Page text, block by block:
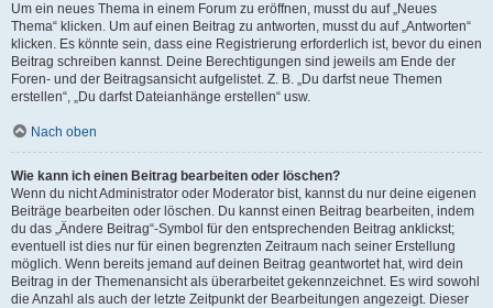
Um ein neues Thema in einem Forum zu eröffnen, musst du auf „Neues
Thema“ klicken. Um auf einen Beitrag zu antworten, musst du auf „Antworten“
klicken. Es könnte sein, dass eine Registrierung erforderlich ist, bevor du einen
Beitrag schreiben kannst. Deine Berechtigungen sind jeweils am Ende der
Foren- und der Beitragsansicht aufgelistet. Z. B. „Du darfst neue Themen
erstellen“, „Du darfst Dateianhänge erstellen“ usw.
Nach oben
Wie kann ich einen Beitrag bearbeiten oder löschen?
Wenn du nicht Administrator oder Moderator bist, kannst du nur deine eigenen
Beiträge bearbeiten oder löschen. Du kannst einen Beitrag bearbeiten, indem
du das „Ändere Beitrag“-Symbol für den entsprechenden Beitrag anklickst;
eventuell ist dies nur für einen begrenzten Zeitraum nach seiner Erstellung
möglich. Wenn bereits jemand auf deinen Beitrag geantwortet hat, wird dein
Beitrag in der Themenansicht als überarbeitet gekennzeichnet. Es wird sowohl
die Anzahl als auch der letzte Zeitpunkt der Bearbeitungen angezeigt. Dieser